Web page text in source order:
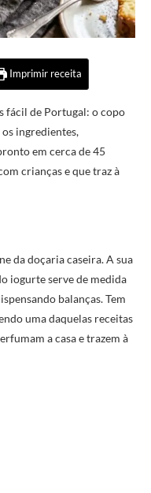
Imprimir receita
fácil de Portugal: o copo
ingredientes,
em cerca de 45
crianças e que traz à
da doçaria caseira. A sua
iogurte serve de medida
balanças. Tem
uma daquelas receitas
a casa e trazem à